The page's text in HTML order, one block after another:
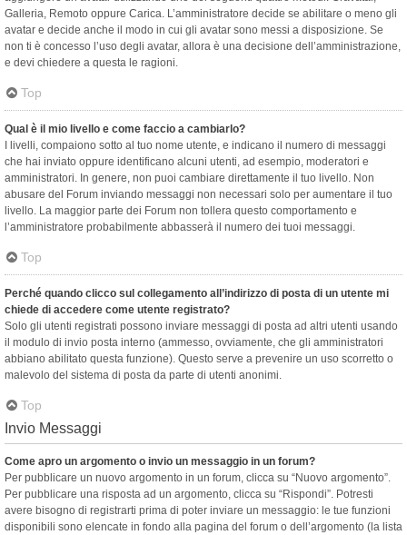
Galleria, Remoto oppure Carica. L’amministratore decide se abilitare o meno gli
avatar e decide anche il modo in cui gli avatar sono messi a disposizione. Se
non ti è concesso l’uso degli avatar, allora è una decisione dell’amministrazione,
e devi chiedere a questa le ragioni.
Top
Qual è il mio livello e come faccio a cambiarlo?
I livelli, compaiono sotto al tuo nome utente, e indicano il numero di messaggi
che hai inviato oppure identificano alcuni utenti, ad esempio, moderatori e
amministratori. In genere, non puoi cambiare direttamente il tuo livello. Non
abusare del Forum inviando messaggi non necessari solo per aumentare il tuo
livello. La maggior parte dei Forum non tollera questo comportamento e
l’amministratore probabilmente abbasserà il numero dei tuoi messaggi.
Top
Perché quando clicco sul collegamento all’indirizzo di posta di un utente mi
chiede di accedere come utente registrato?
Solo gli utenti registrati possono inviare messaggi di posta ad altri utenti usando
il modulo di invio posta interno (ammesso, ovviamente, che gli amministratori
abbiano abilitato questa funzione). Questo serve a prevenire un uso scorretto o
malevolo del sistema di posta da parte di utenti anonimi.
Top
Invio Messaggi
Come apro un argomento o invio un messaggio in un forum?
Per pubblicare un nuovo argomento in un forum, clicca su “Nuovo argomento”.
Per pubblicare una risposta ad un argomento, clicca su “Rispondi”. Potresti
avere bisogno di registrarti prima di poter inviare un messaggio: le tue funzioni
disponibili sono elencate in fondo alla pagina del forum o dell’argomento (la lista